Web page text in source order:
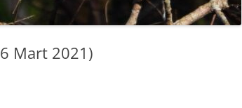
Mart 2021)